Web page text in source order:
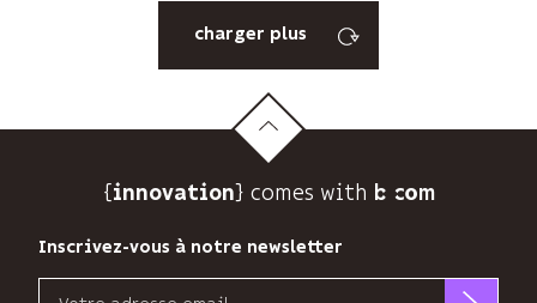
charger plus
{innovation} comes with b>
Inscrivez-vous à notre newsletter